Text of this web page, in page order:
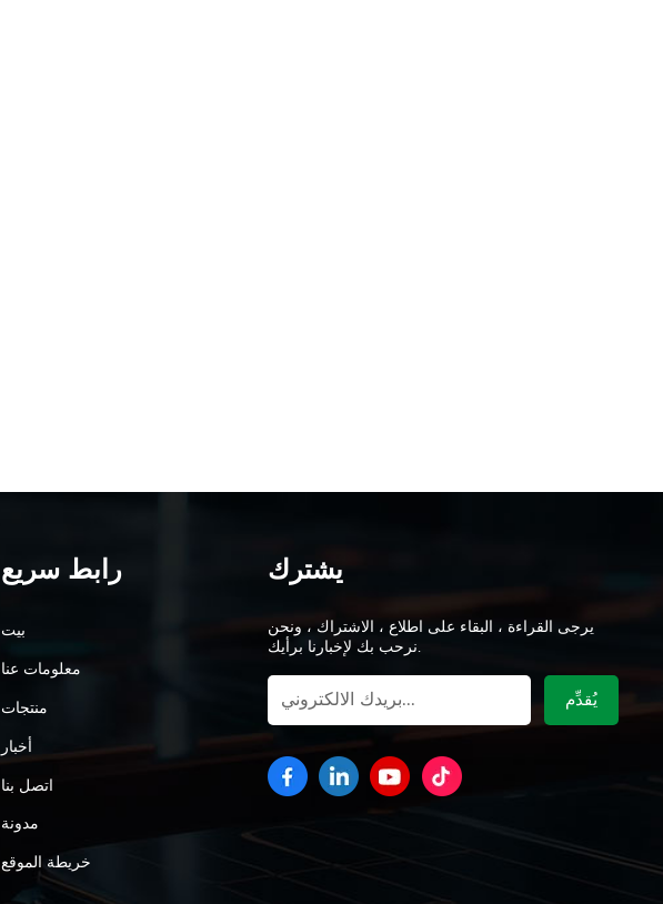
رابط سريع
بيت
معلومات عنا
منتجات
أخبار
اتصل بنا
مدونة
خريطة الموقع
يشترك
يرجى القراءة ، البقاء على اطلاع ، الاشتراك ، ونحن
نرحب بك لإخبارنا برأيك.